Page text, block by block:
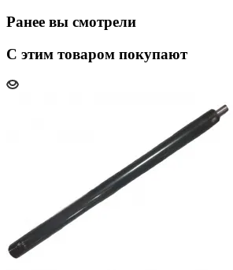
Ранее вы смотрели
С этим товаром покупают